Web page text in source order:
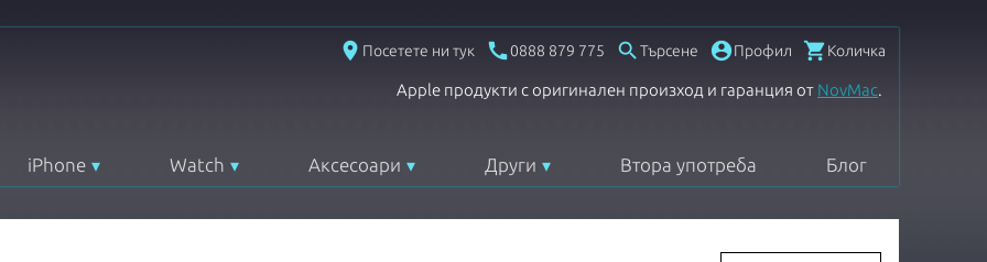
place Посетете ни тук 0888 879 775  Търсене Профил Количка
Apple продукти с оригинален произход и гаранция от NovMac.
iPhone Watch Аксесоари Други Втора употреба Блог